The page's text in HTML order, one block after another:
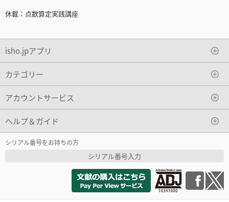
休載：点数算定実践講座
isho.jpアプリ
カテゴリー
アカウントサービス
ヘルプ＆ガイド
シリアル番号をお持ちの方
シリアル番号入力